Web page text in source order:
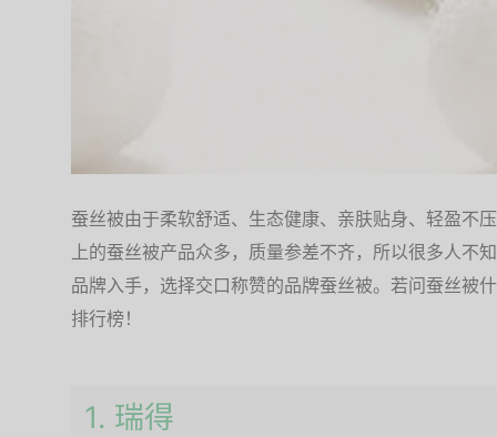
蚕丝被由于柔软舒适、生态健康、亲肤贴身、轻盈不
上的蚕丝被产品众多，质量参差不齐，所以很多人不
品牌入手，选择交口称赞的品牌蚕丝被。若问蚕丝被
排行榜！
1. 瑞得